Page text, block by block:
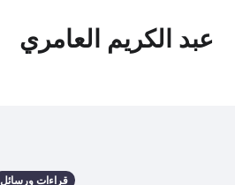
عبد الكريم العامري
قراءات ورسائل